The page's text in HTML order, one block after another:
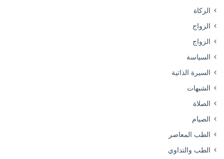
الزكاة
الزواج
الزواج
السياسة
السيرة الذاتية
الشبهات
الصلاة
الصيام
الطب المعاصر
الطب والتداوي